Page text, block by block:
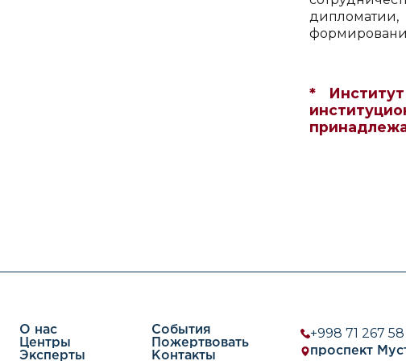
*
О нас
Центры
Эксперты
События
Пожертвовать
Контакты
+998 71 267
проспект